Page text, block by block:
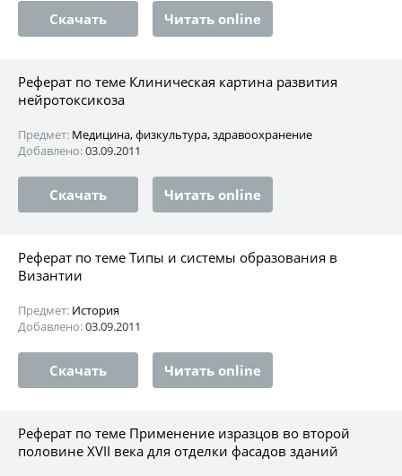
Скачать Читать online
Реферат по теме Клиническая картина развития
нейротоксикоза
Предмет: Медицина, физкультура, здравоохранение
Добавлено:03.09.2011
Скачать Читать online
Реферат по теме Типы и системы образования в
Византии
Предмет: История
Добавлено:03.09.2011
Скачать Читать online
Реферат по теме Применение изразцов во второй
половине XVII века для отделки фасадов зданий